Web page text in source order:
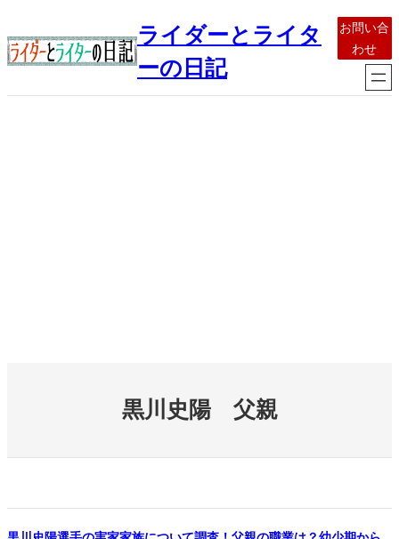
容
を
ライダーとライタ
ーの日記
お問い合
わせ
黒川史陽 父親